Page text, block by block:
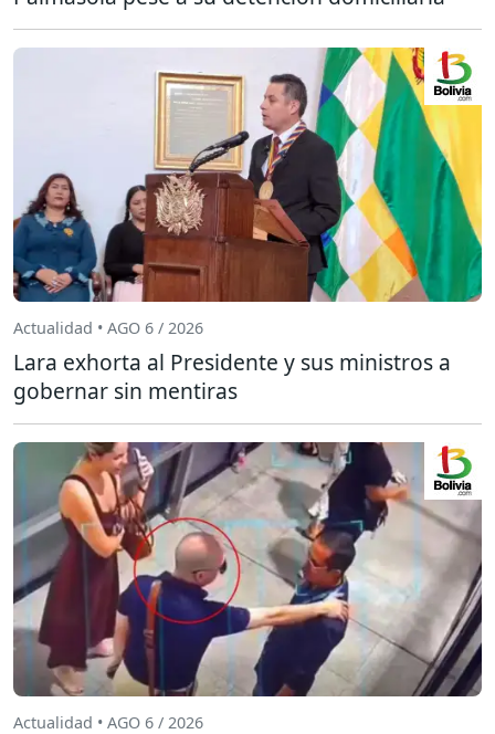
Actualidad • AGO 6 / 2026
Lara exhorta al Presidente y sus ministros a
gobernar sin mentiras
Actualidad • AGO 6 / 2026